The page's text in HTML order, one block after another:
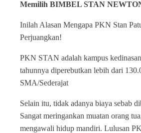
Memilih BIMBEL STAN
Inilah Alasan Mengapa PKN Stan
Perjuangkan!
PKN STAN adalah kampus
tahunnya diperebutkan lebih dari
SMA/Sederajat
Selain itu, tidak adanya biaya sebab
Sangat meringankan muatan orang
mengawali hidup mandiri. Lulusan